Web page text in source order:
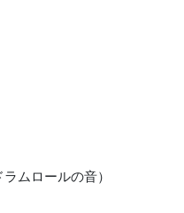
ロールの音）